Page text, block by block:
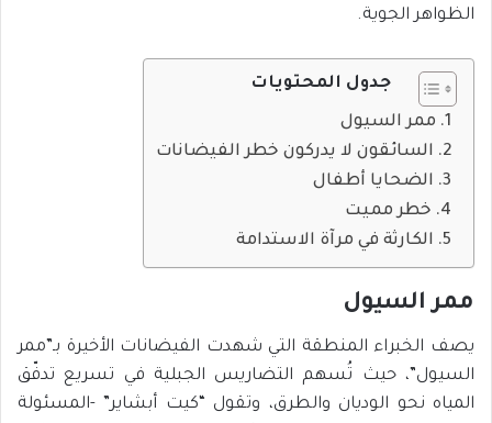
الظواهر الجوية.
جدول المحتويات
ممر السيول
السائقون لا يدركون خطر الفيضانات
الضحايا أطفال
خطر مميت
الكارثة في مرآة الاستدامة
ممر السيول
يصف الخبراء المنطقة التي شهدت الفيضانات الأخيرة بـ”ممر
السيول”، حيث تُسهم التضاريس الجبلية في تسريع تدفّق
المياه نحو الوديان والطرق، وتقول “كيت أبشاير” -المسئولة